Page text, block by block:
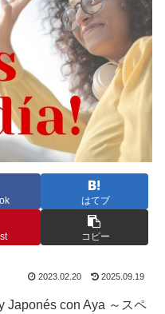
はてブ
コピー
2023.02.20 2025.09.19
Japonés con Aya ～スペ